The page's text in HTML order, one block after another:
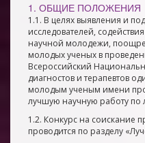
1. ОБЩИЕ ПОЛОЖЕНИЯ
1.1. В целях выявления и
исследователей,
научной молодежи,
молодых ученых в
Всероссийский
диагностов и терапевтов
молодым ученым имени
лучшую научную работу по
1.2. Конкурс на
проводится по разделу